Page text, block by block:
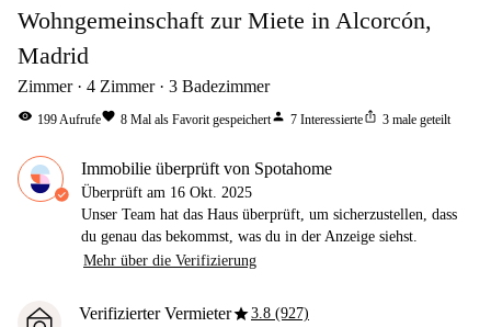
Wohngemeinschaft zur Miete in Alcorcón,
Madrid
Zimmer 4 Zimmer 3 Badezimmer
visibility 199Aufrufefavorite 8 Mal als Favorit gespeichertperson 7 Interessierteios_share 3 male geteilt
Immobilie überprüft von Spotahome
Überprüft am 16 Okt. 2025
Unser Team hat das Haus überprüft, um sicherzustellen, dass
du genau das bekommst, was du in der Anzeige siehst.
Mehr über die Verifizierung
Verifizierter Vermieterstar3.8 (927)